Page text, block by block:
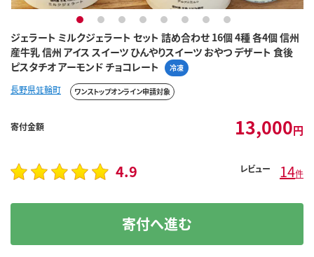
ジェラート ミルクジェラート セット 詰め合わせ 16個 4種 各4個 信州
産牛乳 信州 アイス スイーツ ひんやりスイーツ おやつ デザート 食後
ピスタチオ アーモンド チョコレート
冷凍
1 2 3 4 5 6 7 8
長野県箕輪町 ワンストップオンライン申請対象
寄付金額 13,000円
4.9 レビュー 14件
寄付へ進む